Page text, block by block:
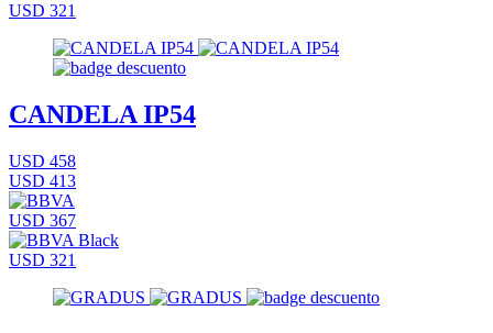
USD 321
CANDELA IP54
USD 458
USD 413
USD 367
USD 321